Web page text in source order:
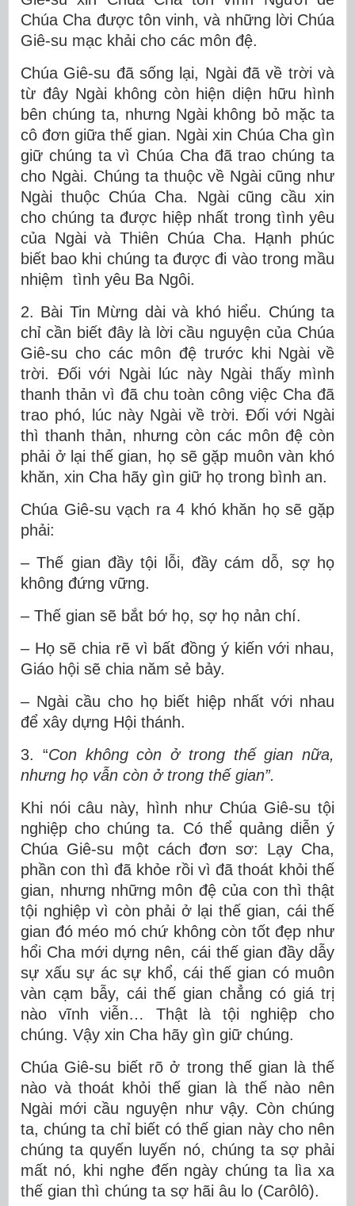
Chúa Cha được tôn vinh, và những lời Chúa
Giê-su mạc khải cho các môn đệ.
Chúa Giê-su đã sống lại, Ngài đã về trời và
từ đây Ngài không còn hiện diện hữu hình
bên chúng ta, nhưng Ngài không bỏ mặc ta
cô đơn giữa thế gian. Ngài xin Chúa Cha gìn
giữ chúng ta vì Chúa Cha đã trao chúng ta
cho Ngài. Chúng ta thuộc về Ngài cũng như
Ngài thuộc Chúa Cha. Ngài cũng cầu xin
cho chúng ta được hiệp nhất trong tình yêu
của Ngài và Thiên Chúa Cha. Hạnh phúc
biết bao khi chúng ta được đi vào trong mầu
nhiệm tình yêu Ba Ngôi.
2. Bài Tin Mừng dài và khó hiểu. Chúng ta
chỉ cần biết đây là lời cầu nguyện của Chúa
Giê-su cho các môn đệ trước khi Ngài về
trời. Đối với Ngài lúc này Ngài thấy mình
thanh thản vì đã chu toàn công việc Cha đã
trao phó, lúc này Ngài về trời. Đối với Ngài
thì thanh thản, nhưng còn các môn đệ còn
phải ở lại thế gian, họ sẽ gặp muôn vàn khó
khăn, xin Cha hãy gìn giữ họ trong bình an.
Chúa Giê-su vạch ra 4 khó khăn họ sẽ gặp
phải:
– Thế gian đầy tội lỗi, đầy cám dỗ, sợ họ
không đứng vững.
– Thế gian sẽ bắt bớ họ, sợ họ nản chí.
– Họ sẽ chia rẽ vì bất đồng ý kiến với nhau,
Giáo hội sẽ chia năm sẻ bảy.
– Ngài cầu cho họ biết hiệp nhất với nhau
để xây dựng Hội thánh.
3. “Con không còn ở trong thế gian nữa,
nhưng họ vẫn còn ở trong thế gian”.
Khi nói câu này, hình như Chúa Giê-su tội
nghiệp cho chúng ta. Có thể quảng diễn ý
Chúa Giê-su một cách đơn sơ: Lạy Cha,
phần con thì đã khỏe rồi vì đã thoát khỏi thế
gian, nhưng những môn đệ của con thì thật
tội nghiệp vì còn phải ở lại thế gian, cái thế
gian đó méo mó chứ không còn tốt đẹp như
hổi Cha mới dựng nên, cái thế gian đầy dẫy
sự xấu sự ác sự khổ, cái thế gian có muôn
vàn cạm bẫy, cái thế gian chẳng có giá trị
nào vĩnh viễn… Thật là tội nghiệp cho
chúng. Vậy xin Cha hãy gìn giữ chúng.
Chúa Giê-su biết rõ ở trong thế gian là thế
nào và thoát khỏi thế gian là thế nào nên
Ngài mới cầu nguyện như vậy. Còn chúng
ta, chúng ta chỉ biết có thế gian này cho nên
chúng ta quyến luyến nó, chúng ta sợ phải
mất nó, khi nghe đến ngày chúng ta lìa xa
thế gian thì chúng ta sợ hãi âu lo (Carôlô).